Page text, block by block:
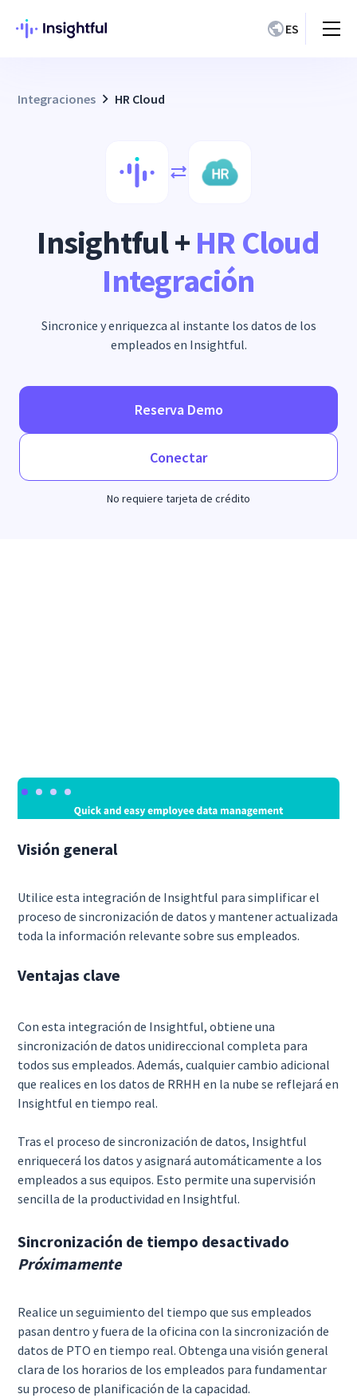
ES
Integraciones HR Cloud
Insightful +HR Cloud
Integración
Sincronice y enriquezca al instante los datos de los
empleados en Insightful.
Reserva Demo
Conectar
No requiere tarjeta de crédito
Visión general
Utilice esta integración de Insightful para simplificar el
proceso de sincronización de datos y mantener actualizada
toda la información relevante sobre sus empleados.
Ventajas clave
Con esta integración de Insightful, obtiene una
sincronización de datos unidireccional completa para
todos sus empleados. Además, cualquier cambio adicional
que realices en los datos de RRHH en la nube se reflejará en
Insightful en tiempo real.
Tras el proceso de sincronización de datos, Insightful
enriquecerá los datos y asignará automáticamente a los
empleados a sus equipos. Esto permite una supervisión
sencilla de la productividad en Insightful.
Sincronización de tiempo desactivado
Próximamente
Realice un seguimiento del tiempo que sus empleados
pasan dentro y fuera de la oficina con la sincronización de
datos de PTO en tiempo real. Obtenga una visión general
clara de los horarios de los empleados para fundamentar
su proceso de planificación de la capacidad.